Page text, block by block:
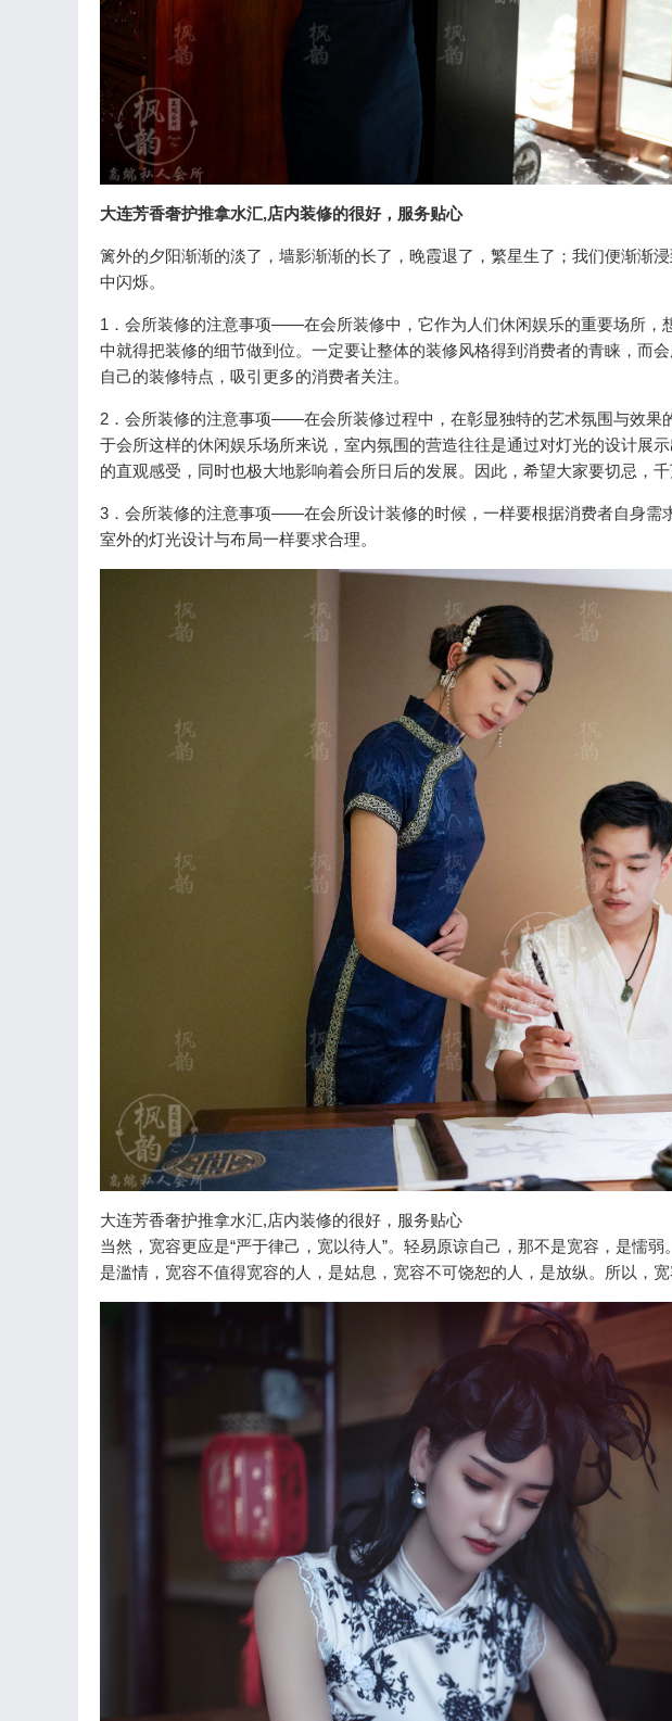
大连芳香奢护推拿水汇,店内装修的很好，服务贴心
篱外的夕阳渐渐的淡了，墙影渐渐的长了，晚霞退了，繁星生了；我们便渐渐
中闪烁。
1．会所装修的注意事项——在会所装修中，它作为人们休闲娱乐的重要场所，
中就得把装修的细节做到位。一定要让整体的装修风格得到消费者的青睐，而
自己的装修特点，吸引更多的消费者关注。
2．会所装修的注意事项——在会所装修过程中，在彰显独特的艺术氛围与效果
于会所这样的休闲娱乐场所来说，室内氛围的营造往往是通过对灯光的设计展
的直观感受，同时也极大地影响着会所日后的发展。因此，希望大家要切忌，千
3．会所装修的注意事项——在会所设计装修的时候，一样要根据消费者自身需
室外的灯光设计与布局一样要求合理。
大连芳香奢护推拿水汇,店内装修的很好，服务贴心
当然，宽容更应是“严于律己，宽以待人”。轻易原谅自己，那不是宽容，是懦
是滥情，宽容不值得宽容的人，是姑息，宽容不可饶恕的人，是放纵。所以，宽